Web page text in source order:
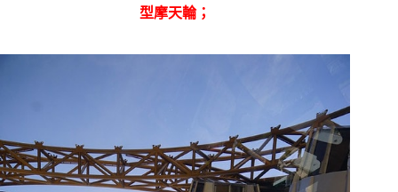
型摩天輪；